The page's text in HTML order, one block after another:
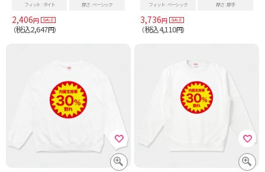
フィット タイト 厚さ ベーシック
2,406円
（税込2,647円）
フィット ベーシック 厚さ 厚手
3,736円
（税込4,110円）